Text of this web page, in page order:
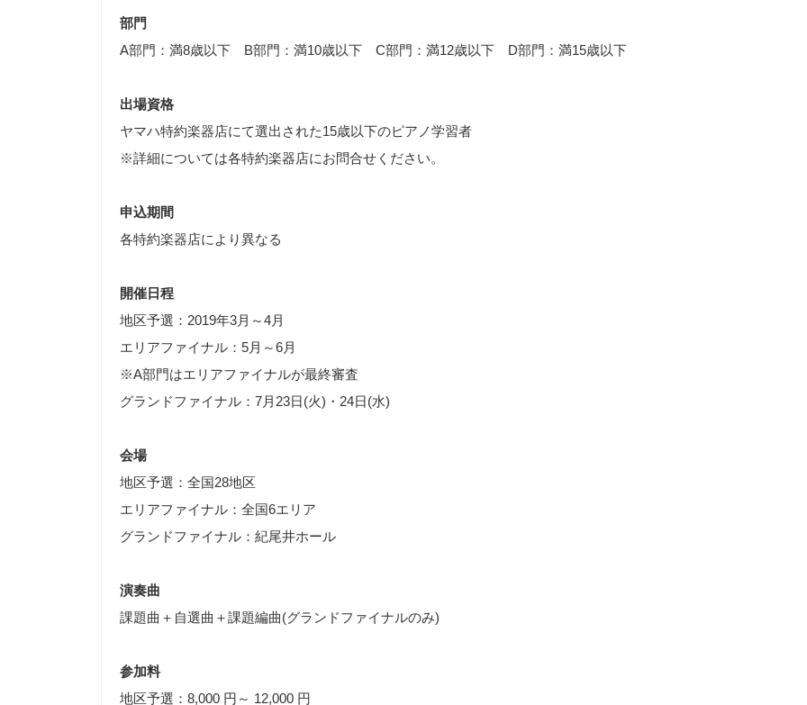
部門
A部門：満8歳以下 B部門：満10歳以下 C部門：満12歳以下 D部門：満15歳以下
出場資格
ヤマハ特約楽器店にて選出された15歳以下のピアノ学習者
※詳細については各特約楽器店にお問合せください。
申込期間
各特約楽器店により異なる
開催日程
地区予選：2019年3月～4月
エリアファイナル：5月～6月
※A部門はエリアファイナルが最終審査
グランドファイナル：7月23日(火)・24日(水)
会場
地区予選：全国28地区
エリアファイナル：全国6エリア
グランドファイナル：紀尾井ホール
演奏曲
課題曲＋自選曲＋課題編曲(グランドファイナルのみ)
参加料
地区予選：8,000 円～ 12,000 円